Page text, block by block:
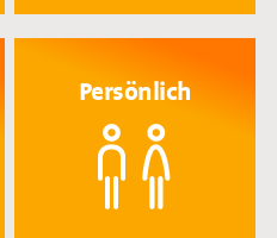
Persönlich